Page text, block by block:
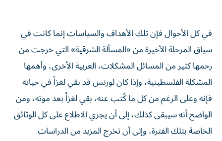
في كل الأحوال فإن تلك الأهداف والسياسات إنما كانت في
سياق المرحلة الأخيرة من «المسألة الشرقية» التي خرجت من
رحمها كثير من المسائل المشكلات، العربية الأخرى، وأهمها
المشكلة الفلسطينية، وإذا كان لورنس قد بقي لغزاً في حياته
فإنه وعلى الرغم من كل ما كُتب عنه، بقي لغزاً بعد موته، ومن
الواضح أنه سيبقى كذلك، إلى أن يجري الاطلاع على كل الوثائق
الخاصة بتلك الفترة، وإلى أن تخرج المزيد من الدراسات